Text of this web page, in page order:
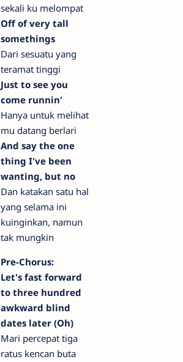
sekali ku melompat
Off of very tall
somethings
Dari sesuatu yang
teramat tinggi
Just to see you
come runnin'
Hanya untuk melihat
mu datang berlari
And say the one
thing I've been
wanting, but no
Dan katakan satu hal
yang selama ini
kuinginkan, namun
tak mungkin
Pre-Chorus:
Let's fast forward
to three hundred
awkward blind
dates later (Oh)
Mari percepat tiga
ratus kencan buta